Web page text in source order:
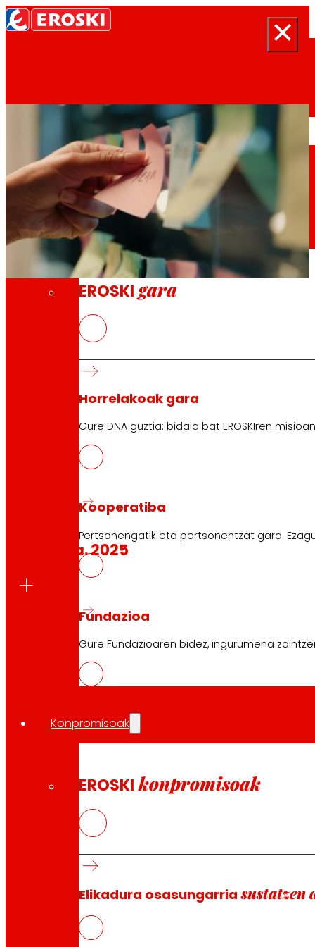
Search
Hasiera
Nor garen
EROSKI gara
Horrelakoak gara
Gure DNA guztia: bidaia bat EROSKIren
Kooperatiba
Pertsonengatik eta pertsonentzat gara.
Fundazioa
Gure Fundazioaren bidez, ingurumena
Konpromisoak
EROSKI konpromisoak
Elikadura osasungarria sustatzen
Bilatzailea
Memoriak
6 memoria aurkitu dira.
Memoria. 2025